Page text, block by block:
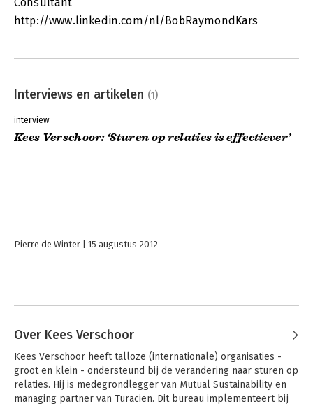
http://www.linkedin.com/nl/BobRaymondKars
Interviews en artikelen (1)
interview
Kees Verschoor: ‘Sturen op relaties is effectiever’
Pierre de Winter 15 augustus 2012
Over Kees Verschoor
Kees Verschoor heeft talloze (internationale) organisaties -
groot en klein - ondersteund bij de verandering naar sturen op
relaties. Hij is medegrondlegger van Mutual Sustainability en
managing partner van Turacien. Dit bureau implementeert bij